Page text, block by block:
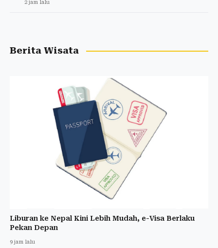
2 jam lalu
Berita Wisata
Liburan ke Nepal Kini Lebih Mudah, e-Visa Berlaku
Pekan Depan
9 jam lalu